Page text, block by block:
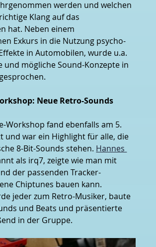
werden und welchen
Klang auf das
hat. Neben einem
Exkurs in die Nutzung psycho-
in Automobilen, wurde u.a.
und mögliche Sound-Konzepte in
Neue Retro-Sounds
Workshop fand ebenfalls am 5.
und war ein Highlight für alle, die
8-Bit-Sounds stehen. Hannes
als irq7, zeigte wie man mit
der passenden Tracker-
Chiptunes bauen kann.
jeder zum Retro-Musiker, baute
und Beats und präsentierte
in der Gruppe.